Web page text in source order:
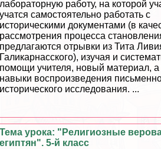
лабораторную работу, на которой
учатся самостоятельно работать с
историческими документами (в
рассмотрения процесса
предлагаются отрывки из Тита
Галикарнасского), изучая и
помощи учителя, новый материал, а
навыки воспроизведения
исторического исследования. ...
Тема урока: "Религиозные
египтян". 5-й класс